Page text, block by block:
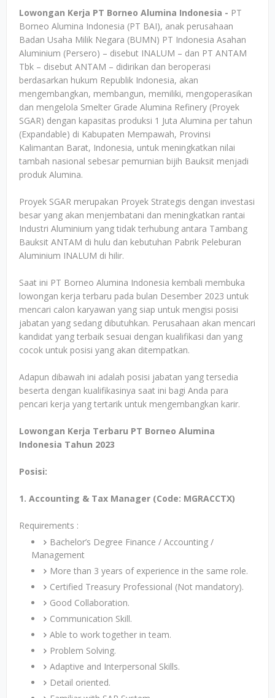
Lowongan Kerja PT Borneo Alumina Indonesia - PT
Borneo Alumina Indonesia (PT BAI), anak perusahaan
Badan Usaha Milik Negara (BUMN) PT Indonesia Asahan
Aluminium (Persero) – disebut INALUM – dan PT ANTAM
Tbk – disebut ANTAM – didirikan dan beroperasi
berdasarkan hukum Republik Indonesia, akan
mengembangkan, membangun, memiliki, mengoperasikan
dan mengelola Smelter Grade Alumina Refinery (Proyek
SGAR) dengan kapasitas produksi 1 Juta Alumina per tahun
(Expandable) di Kabupaten Mempawah, Provinsi
Kalimantan Barat, Indonesia, untuk meningkatkan nilai
tambah nasional sebesar pemurnian bijih Bauksit menjadi
produk Alumina.
Proyek SGAR merupakan Proyek Strategis dengan investasi
besar yang akan menjembatani dan meningkatkan rantai
Industri Aluminium yang tidak terhubung antara Tambang
Bauksit ANTAM di hulu dan kebutuhan Pabrik Peleburan
Aluminium INALUM di hilir.
Saat ini PT Borneo Alumina Indonesia kembali membuka
lowongan kerja terbaru pada bulan Desember 2023 untuk
mencari calon karyawan yang siap untuk mengisi posisi
jabatan yang sedang dibutuhkan. Perusahaan akan mencari
kandidat yang terbaik sesuai dengan kualifikasi dan yang
cocok untuk posisi yang akan ditempatkan.
Adapun dibawah ini adalah posisi jabatan yang tersedia
beserta dengan kualifikasinya saat ini bagi Anda para
pencari kerja yang tertarik untuk mengembangkan karir.
Lowongan Kerja Terbaru PT Borneo Alumina
Indonesia Tahun 2023
Posisi:
1. Accounting & Tax Manager (Code: MGRACCTX)
Requirements :
Bachelor’s Degree Finance / Accounting /
Management
More than 3 years of experience in the same role.
Certified Treasury Professional (Not mandatory).
Good Collaboration.
Communication Skill.
Able to work together in team.
Problem Solving.
Adaptive and Interpersonal Skills.
Detail oriented.